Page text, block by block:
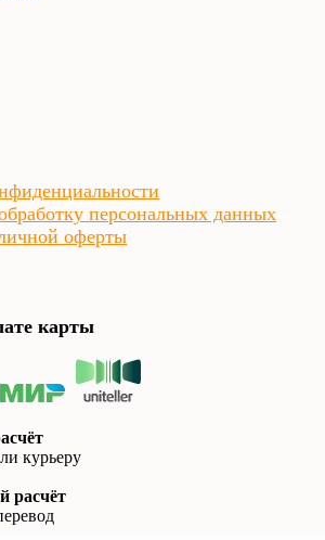
персональных данных
оферты
карты
курьеру
расчёт